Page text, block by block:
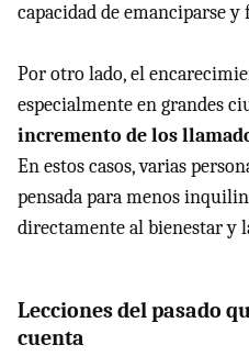
capacidad de emanciparse
Por otro lado, el
especialmente en grandes
incremento de los
En estos casos, varias
pensada para menos
directamente al bienestar y
Lecciones del pasado
cuenta